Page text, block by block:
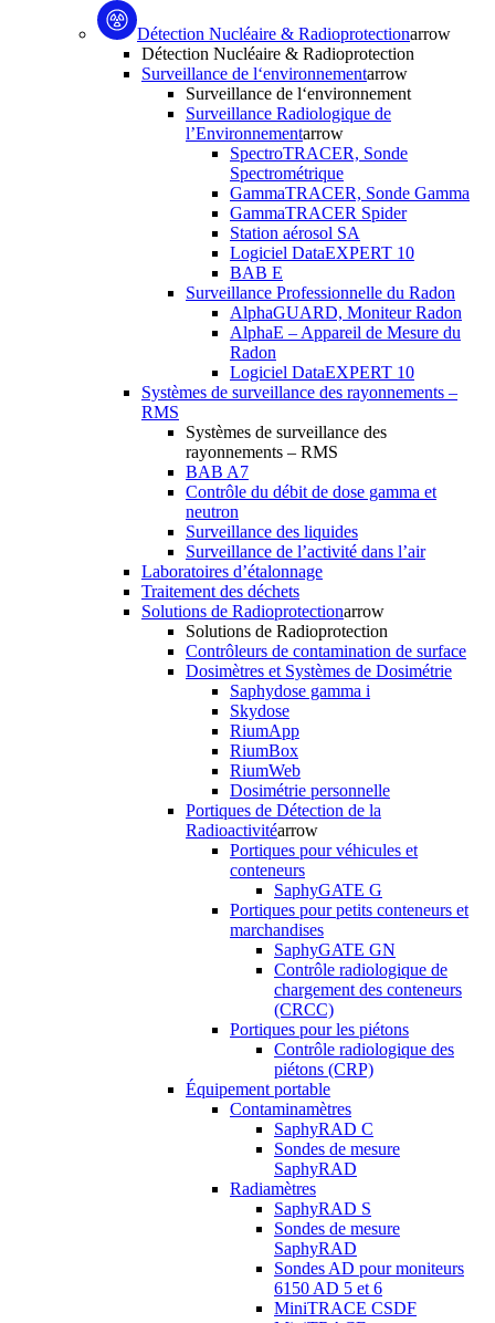
Détection Nucléaire & Radioprotectionarrow
Détection Nucléaire & Radioprotection
Surveillance de l‘environnementarrow
Surveillance de l‘environnement
Surveillance Radiologique de
l’Environnementarrow
SpectroTRACER, Sonde
Spectrométrique
GammaTRACER, Sonde Gamma
GammaTRACER Spider
Station aérosol SA
Logiciel DataEXPERT 10
BAB E
Surveillance Professionnelle du Radon
AlphaGUARD, Moniteur Radon
AlphaE – Appareil de Mesure du
Radon
Logiciel DataEXPERT 10
Systèmes de surveillance des rayonnements –
RMS
Systèmes de surveillance des
rayonnements – RMS
BAB A7
Contrôle du débit de dose gamma et
neutron
Surveillance des liquides
Surveillance de l’activité dans l’air
Laboratoires d’étalonnage
Traitement des déchets
Solutions de Radioprotectionarrow
Solutions de Radioprotection
Contrôleurs de contamination de surface
Dosimètres et Systèmes de Dosimétrie
Saphydose gamma i
Skydose
RiumApp
RiumBox
RiumWeb
Dosimétrie personnelle
Portiques de Détection de la
Radioactivitéarrow
Portiques pour véhicules et
conteneurs
SaphyGATE G
Portiques pour petits conteneurs et
marchandises
SaphyGATE GN
Contrôle radiologique de
chargement des conteneurs
(CRCC)
Portiques pour les piétons
Contrôle radiologique des
piétons (CRP)
Équipement portable
Contaminamètres
SaphyRAD C
Sondes de mesure
SaphyRAD
Radiamètres
SaphyRAD S
Sondes de mesure
SaphyRAD
Sondes AD pour moniteurs
6150 AD 5 et 6
MiniTRACE CSDF